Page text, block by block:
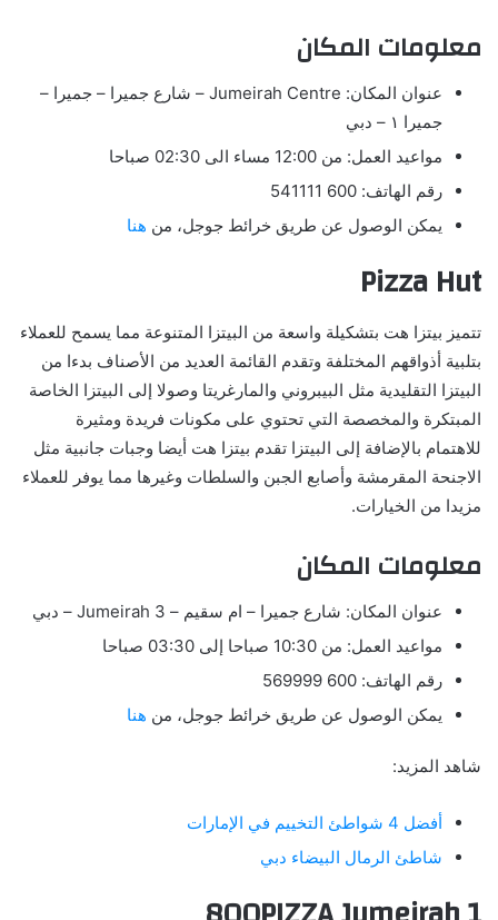
معلومات المكان
عنوان المكان:
Jumeirah Centre – شارع جميرا – جميرا –
جميرا ١ – دبي
مواعيد العمل: من 12:00 مساء الى 02:30 صباحا
رقم الهاتف: 600 541111
يمكن الوصول عن طريق خرائط جوجل، من هنا
Pizza Hut
تتميز بيتزا هت بتشكيلة واسعة من البيتزا المتنوعة مما يسمح للعملاء
بتلبية أذواقهم المختلفة وتقدم القائمة العديد من الأصناف بدءا من
البيتزا التقليدية مثل البيبروني والمارغريتا وصولا إلى البيتزا الخاصة
المبتكرة والمخصصة التي تحتوي على مكونات فريدة ومثيرة
للاهتمام بالإضافة إلى البيتزا تقدم بيتزا هت أيضا وجبات جانبية مثل
الاجنحة المقرمشة وأصابع الجبن والسلطات وغيرها مما يوفر للعملاء
مزيدا من الخيارات.
معلومات المكان
عنوان المكان: شارع جميرا – ام سقيم – Jumeirah 3 – دبي
مواعيد العمل: من 10:30 صباحا إلى 03:30 صباحا
رقم الهاتف: 600 569999
يمكن الوصول عن طريق خرائط جوجل، من هنا
شاهد المزيد:
أفضل 4 شواطئ التخييم في الإمارات
شاطئ الرمال البيضاء دبي